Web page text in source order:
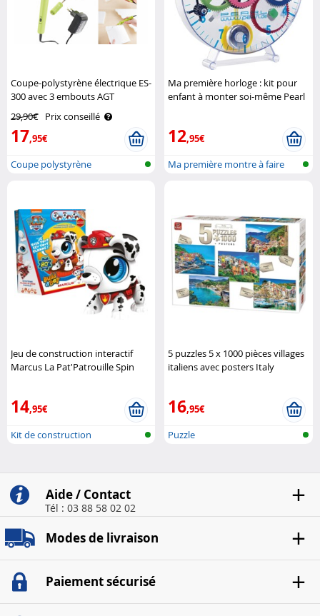
Coupe-polystyrène électrique ES-
300 avec 3 embouts AGT
29,90€ Prix conseillé
17,95€
Coupe polystyrène
Ma première horloge : kit pour
enfant à monter soi-même Pearl
12,95€
Ma première montre à faire
Jeu de construction interactif
Marcus La Pat'Patrouille Spin
14,95€
Kit de construction
5 puzzles 5 x 1000 pièces villages
italiens avec posters Italy
16,95€
Puzzle
Aide / Contact
Tél : 03 88 58 02 02
Modes de livraison
Paiement sécurisé